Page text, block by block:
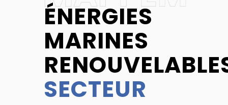
ÉNERGIES
MARINES
SECTEUR